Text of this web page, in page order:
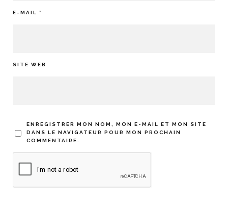
E-MAIL *
SITE WEB
ENREGISTRER MON NOM, MON E-MAIL ET MON SITE
DANS LE NAVIGATEUR POUR MON PROCHAIN
COMMENTAIRE.